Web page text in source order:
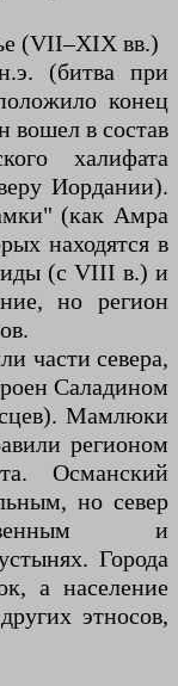
(VII–XIX вв.)
(битва при
конец
вошел в состав
халифата
Иордании).
(как Амра
находятся в
(с VIII в.) и
но регион
части севера,
Саладином
Мамлюки
регионом
Османский
но север
и
Города
а население
этносов,